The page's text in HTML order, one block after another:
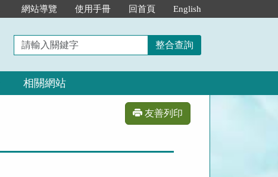
網站導覽 使用手冊 回首頁 English
請
輸
入
鍵
整合查詢
相關網站
友善列印